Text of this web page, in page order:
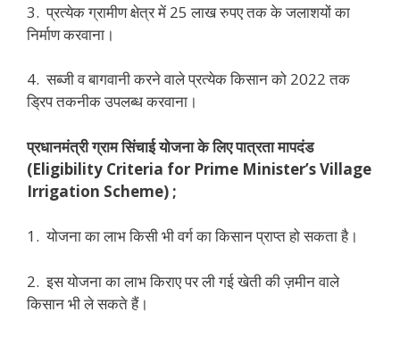
3. प्रत्येक ग्रामीण क्षेत्र में 25 लाख रुपए तक के जलाशयों का
निर्माण करवाना।
4. सब्जी व बागवानी करने वाले प्रत्येक किसान को 2022 तक
ड्रिप तकनीक उपलब्ध करवाना।
प्रधानमंत्रीग्रामसिंचाईयोजनाकेलिएपात्रतामापदंड
(Eligibility Criteria for Prime Minister’s Village
Irrigation Scheme) ;
1. योजना का लाभ किसी भी वर्ग का किसान प्राप्त हो सकता है।
2. इस योजना का लाभ किराए पर ली गई खेती की ज़मीन वाले
किसान भी ले सकते हैं।